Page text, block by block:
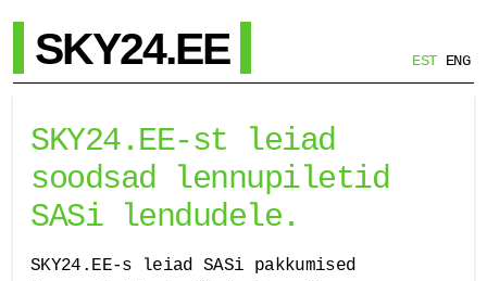
SKY24.EE EST ENG
SKY24.EE-st leiad
soodsad lennupiletid
SASi lendudele.
SKY24.EE-s leiad SASi pakkumised